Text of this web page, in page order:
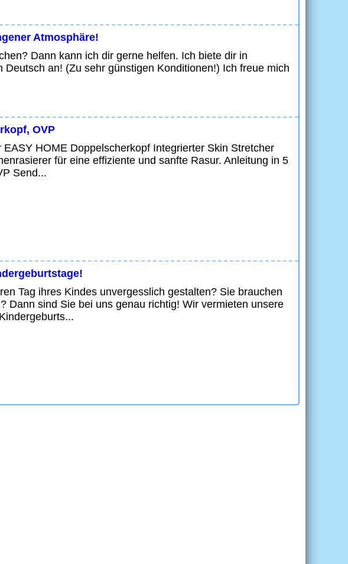
Atmosphäre!
Dann kann ich dir gerne helfen. Ich biete dir in
an! (Zu sehr günstigen Konditionen!) Ich freue mich
OVP
HOME Doppelscherkopf Integrierter Skin Stretcher
für eine effiziente und sanfte Rasur. Anleitung in 5
Send...
Tag ihres Kindes unvergesslich gestalten? Sie brauchen
Dann sind Sie bei uns genau richtig! Wir vermieten unsere